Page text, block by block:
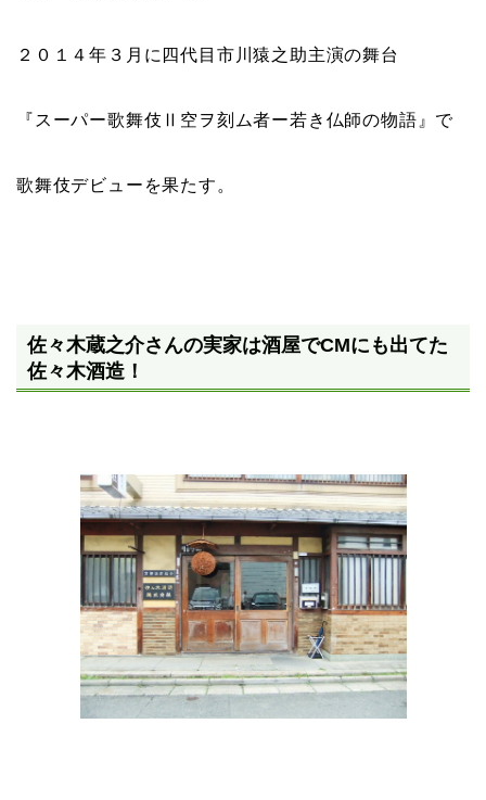
２０１４年３月に四代目市川猿之助主演の舞台
『 スーパー歌舞伎Ⅱ空ヲ刻ム者ー若き仏師の物語 』で
歌舞伎デビューを果たす。
佐々木蔵之介さんの実家は酒屋でCMにも出てた
佐々木酒造！